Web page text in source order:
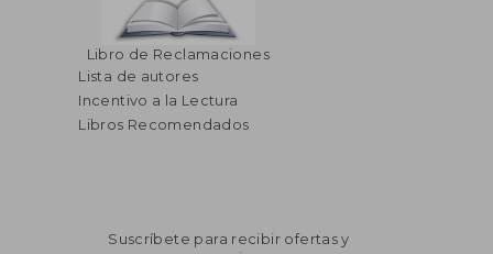
Libro de Reclamaciones
Lista de autores
Incentivo a la Lectura
Libros Recomendados
Suscríbete para recibir ofertas y